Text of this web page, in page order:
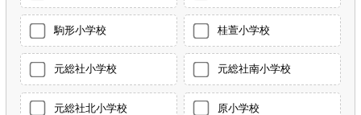
駒形小学校 桂萱小学校
元総社小学校 元総社南小学校
元総社北小学校 原小学校